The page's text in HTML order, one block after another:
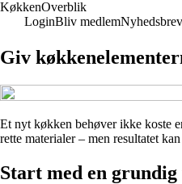
KøkkenOverblik
LoginBliv medlem
Giv
Et nyt køkken behøver ikke koste
rette materialer – men resultatet
Start med en